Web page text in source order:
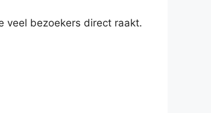
veel bezoekers direct raakt.